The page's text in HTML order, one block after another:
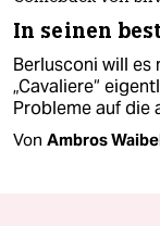
In seinen
Berlusconi will es
„Cavaliere“
Probleme auf die
Von Ambros